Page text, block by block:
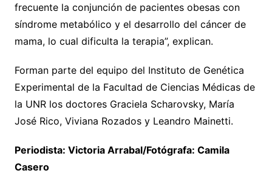
frecuente la conjunción de pacientes obesas con
síndrome metabólico y el desarrollo del cáncer de
mama, lo cual dificulta la terapia”, explican.
Forman parte del equipo del Instituto de Genética
Experimental de la Facultad de Ciencias Médicas de
la UNR los doctores Graciela Scharovsky, María
José Rico, Viviana Rozados y Leandro Mainetti.
Periodista: Victoria Arrabal/Fotógrafa: Camila
Casero